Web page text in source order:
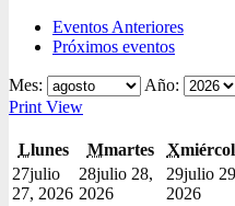
Eventos Anteriores
Próximos eventos
Mes:
Año:
Print View
Llunes Mmartes X
27julio
27, 2026
28julio 28,
2026
29julio
2026